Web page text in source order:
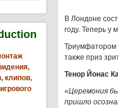
клипов,
В Лондоне
году. Теперь у
Триумфатором
также приз
Тенор Йонас
«Церемония
пришло